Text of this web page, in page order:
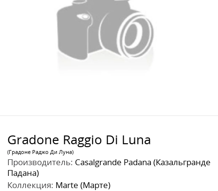
Gradone Raggio Di Luna
(Градоне Раджо Ди Луна)
Производитель: Casalgrande Padana (Казальгранде
Падана)
Коллекция: Marte (Марте)